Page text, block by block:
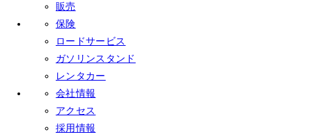
販売
保険
ロードサービス
ガソリンスタンド
レンタカー
会社情報
アクセス
採用情報